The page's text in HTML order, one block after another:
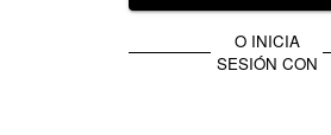
O INICIA
SESIÓN CON